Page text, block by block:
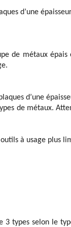
d’une
de métaux
d’une
de métaux.
à usage plus
types selon le